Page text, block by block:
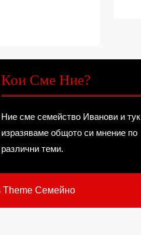
Кои Сме Ние?
Ние сме семейство Иванови и тук
изразяваме общото си мнение по
различни теми.
ThemeСемейно